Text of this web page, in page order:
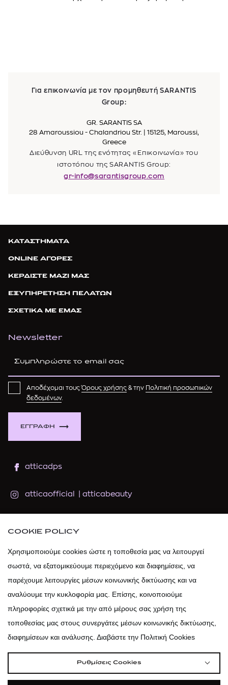
Για επικοινωνία με τον προμηθευτή SARANTIS
Group:
GR. SARANTIS SA
28 Amaroussiou - Chalandriou Str. | 15125, Maroussi,
Greece
Διεύθυνση URL της ενότητας «Επικοινωνία» του
ιστοτόπου της SARANTIS Group:
gr-info@sarantisgroup.com
ΚΑΤΑΣΤΗΜΑΤΑ
ONLINE ΑΓΟΡΕΣ
ΚΕΡΔΙΣΤΕ ΜΑΖΙ ΜΑΣ
ΕΞΥΠΗΡΕΤΗΣΗ ΠΕΛΑΤΩΝ
ΣΧΕΤΙΚΑ ΜΕ ΕΜΑΣ
Newsletter
ΕΓΓΡΑΦΗ
Αποδέχομαι τουςΌρους χρήσης & την Πολιτική προσωπικών
δεδομένων.
atticadps
atticaofficial atticabeauty
atticadps
COOKIE POLICY
Χρησιμοποιούμε cookies ώστε η τοποθεσία μας να λειτουργεί
σωστά, να εξατομικεύουμε περιεχόμενο και διαφημίσεις, να
παρέχουμε λειτουργίες μέσων κοινωνικής δικτύωσης και να
αναλύουμε την κυκλοφορία μας. Επίσης, κοινοποιούμε
πληροφορίες σχετικά με την από μέρους σας χρήση της
τοποθεσίας μας στους συνεργάτες μέσων κοινωνικής δικτύωσης,
διαφημίσεων και ανάλυσης. Διαβάστε την Πολιτική Cookies
Ρυθμίσεις Cookies